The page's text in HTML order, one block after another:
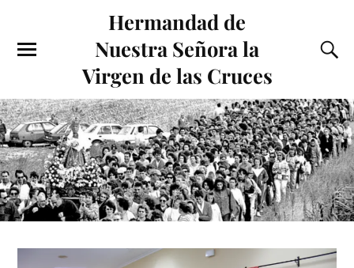
Hermandad de
Nuestra Señora la
Virgen de las Cruces